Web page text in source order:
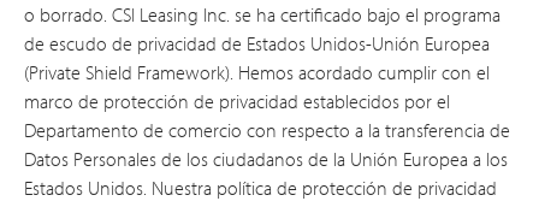
o borrado. CSI Leasing Inc. se ha certificado bajo el programa
de escudo de privacidad de Estados Unidos-Unión Europea
(Private Shield Framework). Hemos acordado cumplir con el
marco de protección de privacidad establecidos por el
Departamento de comercio con respecto a la transferencia de
Datos Personales de los ciudadanos de la Unión Europea a los
Estados Unidos. Nuestra política de protección de privacidad